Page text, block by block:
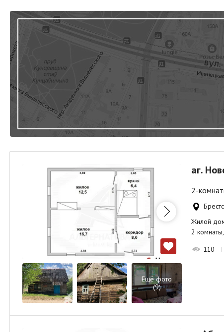
Ещё фото
(9)
аг.
2-
Жилой
2
110